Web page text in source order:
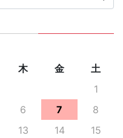
木 金
土
1
6 7
8
13 14
15